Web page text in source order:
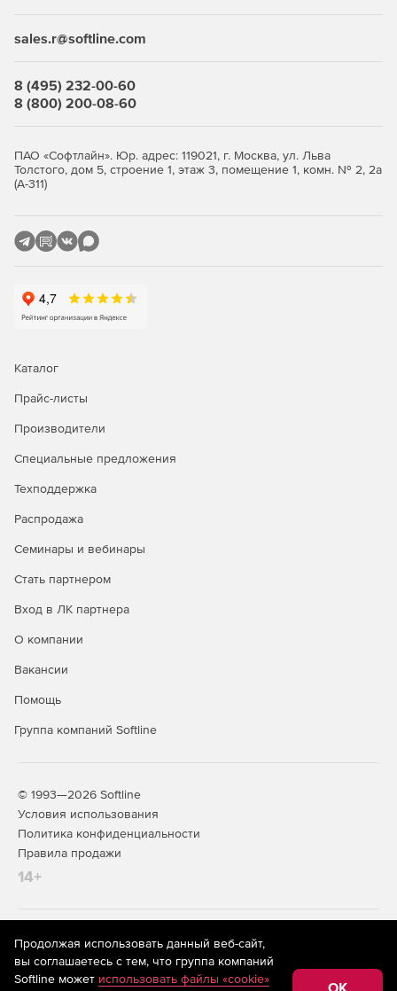
sales.r@softline.com
8 (495) 232-00-60
8 (800) 200-08-60
ПАО «Софтлайн». Юр. адрес: 119021, г. Москва, ул. Льва
Толстого, дом 5, строение 1, этаж 3, помещение 1, комн. № 2, 2а
(А-311)
Каталог
Прайс-листы
Производители
Специальные предложения
Техподдержка
Распродажа
Семинары и вебинары
Стать партнером
Вход в ЛК партнера
О компании
Вакансии
Помощь
Группа компаний Softline
© 1993—2026 Softline
Условия использования
Политика конфиденциальности
Правила продажи
14+
На информационном ресурсе store.softline.ru применяются
рекомендательные технологии
(информационные технологии
предоставления информации на основе сбора,
систематизации и анализа сведений, относящихся к
Продолжая использовать данный веб-сайт,
вы соглашаетесь с тем, что группа компаний
Softline может использовать файлы «cookie»
OK